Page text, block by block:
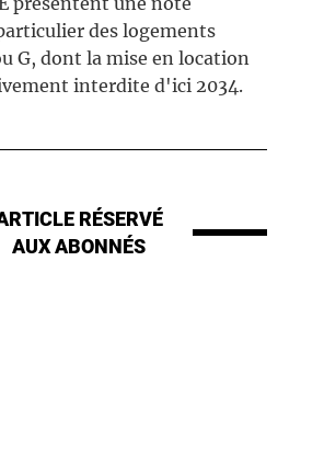
des logements
G, dont la mise en location
interdite d'ici 2034.
RÉSERVÉ
AUX ABONNÉS